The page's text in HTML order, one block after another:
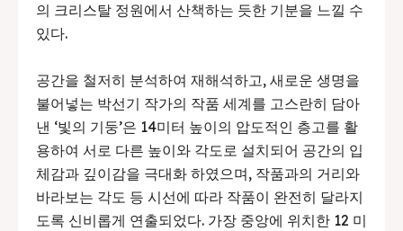
의 크리스탈 정원에서 산책하는 듯한 기분을 느낄 수
있다.
공간을 철저히 분석하여 재해석하고, 새로운 생명을
불어넣는 박선기 작가의 작품 세계를 고스란히 담아
낸 ‘빛의 기둥’은 14미터 높이의 압도적인 층고를 활
용하여 서로 다른 높이와 각도로 설치되어 공간의 입
체감과 깊이감을 극대화 하였으며, 작품과의 거리와
바라보는 각도 등 시선에 따라 작품이 완전히 달라지
도록 신비롭게 연출되었다. 가장 중앙에 위치한 12 미